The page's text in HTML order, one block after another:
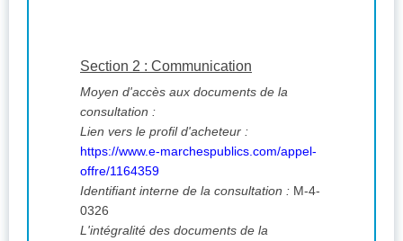
Section 2 : Communication
Moyen d'accès aux documents de la
consultation :
Lien vers le profil d'acheteur :
https://www.e-marchespublics.com/appel-
offre/1164359
Identifiant interne de la consultation : M-4-
0326
L'intégralité des documents de la